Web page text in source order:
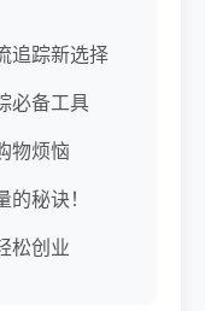
追踪新选择
必备工具
物烦恼
秘诀！
松创业